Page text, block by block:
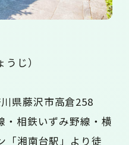
じ）
県藤沢市高倉258
・相鉄いずみ野線・横
「湘南台駅」より徒